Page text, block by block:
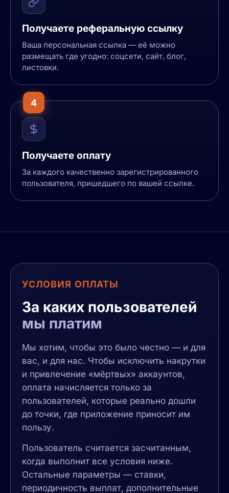
Получаете реферальную ссылку
Ваша персональная ссылка — её можно
размещать где угодно: соцсети, сайт, блог,
листовки.
4
Получаете оплату
За каждого качественно зарегистрированного
пользователя, пришедшего по вашей ссылке.
УСЛОВИЯ ОПЛАТЫ
За каких пользователей
мы платим
Мы хотим, чтобы это было честно — и для
вас, и для нас. Чтобы исключить накрутки
и привлечение «мёртвых» аккаунтов,
оплата начисляется только за
пользователей, которые реально дошли
до точки, где приложение приносит им
пользу.
Пользователь считается засчитанным,
когда выполнит все условия ниже.
Остальные параметры — ставки,
периодичность выплат, дополнительные